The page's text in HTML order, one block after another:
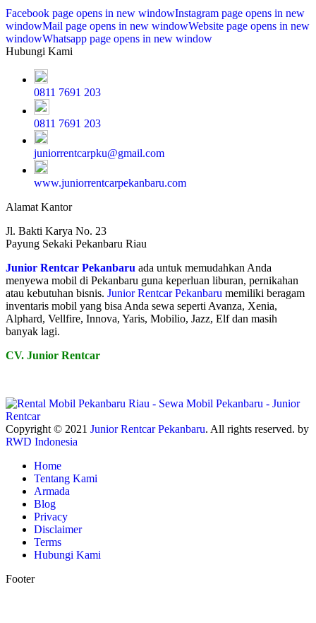
Facebook page opens in new windowInstagram page opens in new
windowMail page opens in new windowWebsite page opens in new
windowWhatsapp page opens in new window
Hubungi Kami
0811 7691 203
0811 7691 203
juniorrentcarpku@gmail.com
www.juniorrentcarpekanbaru.com
Alamat Kantor
Jl. Bakti Karya No. 23
Payung Sekaki Pekanbaru Riau
Junior Rentcar Pekanbaru ada untuk memudahkan Anda
menyewa mobil di Pekanbaru guna keperluan liburan, pernikahan
atau kebutuhan bisnis. Junior Rentcar Pekanbaru memiliki beragam
inventaris mobil yang bisa Anda sewa seperti Avanza, Xenia,
Alphard, Vellfire, Innova, Yaris, Mobilio, Jazz, Elf dan masih
banyak lagi.
CV. Junior Rentcar
Copyright © 2021 Junior Rentcar Pekanbaru. All rights reserved. by
RWD Indonesia
Home
Tentang Kami
Armada
Blog
Privacy
Disclaimer
Terms
Hubungi Kami
Footer